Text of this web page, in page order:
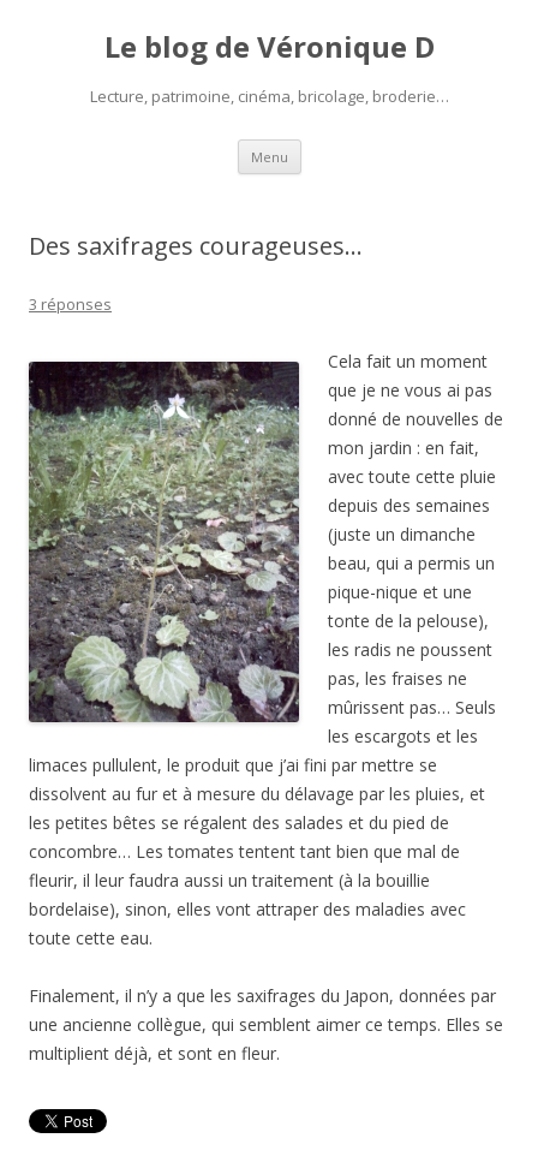
Le blog de Véronique D
Lecture, patrimoine, cinéma, bricolage, broderie…
Menu Aller
contenu
Des saxifrages courageuses…
3 réponses
Cela fait un moment
que je ne vous ai pas
donné de nouvelles de
mon jardin : en fait,
avec toute cette pluie
depuis des semaines
(juste un dimanche
beau, qui a permis un
pique-nique et une
tonte de la pelouse),
les radis ne poussent
pas, les fraises ne
mûrissent pas… Seuls
les escargots et les
limaces pullulent, le produit que j’ai fini par mettre se
dissolvent au fur et à mesure du délavage par les pluies, et
les petites bêtes se régalent des salades et du pied de
concombre… Les tomates tentent tant bien que mal de
fleurir, il leur faudra aussi un traitement (à la bouillie
bordelaise), sinon, elles vont attraper des maladies avec
toute cette eau.
Finalement, il n’y a que les saxifrages du Japon, données par
une ancienne collègue, qui semblent aimer ce temps. Elles se
multiplient déjà, et sont en fleur.